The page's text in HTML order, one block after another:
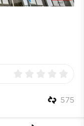
575